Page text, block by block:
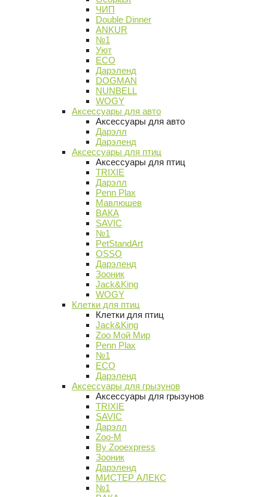
ЧИП
Double Dinner
ANKUR
№1
Уют
ECO
Дарэленд
DOGMAN
NUNBELL
WOGY
Аксессуары для авто
Аксессуары для авто
Дарэлл
Дарэленд
Аксессуары для птиц
Аксессуары для птиц
TRIXIE
Дарэлл
Penn Plax
Мавлюшев
ВАКА
SAVIC
№1
PetStandArt
OSSO
Дарэленд
Зооник
Jack&King
WOGY
Клетки для птиц
Клетки для птиц
Jack&King
Zoo Мой Мир
Penn Plax
№1
ECO
Дарэленд
Аксессуары для грызунов
Аксессуары для грызунов
TRIXIE
SAVIC
Дарэлл
Zoo-M
By Zooexpress
Зооник
Дарэленд
МИСТЕР АЛЕКС
№1